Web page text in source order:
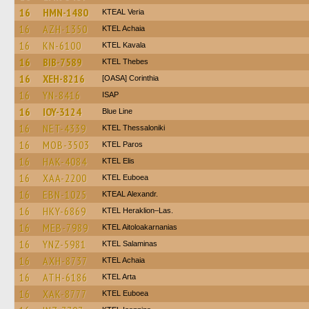
16 HMN-1480 KTEAL Veria
16 AZH-1350 KTEL Achaia
16 KN-6100 KTEL Kavala
16 BIB-7589 KTEL Thebes
16 XEH-8216 [OASA] Corinthia
16 YN-8416 ISAP
16 IOY-3124 Blue Line
16 NET-4339 KTEL Thessaloniki
16 MOB-3503 KTEL Paros
16 HAK-4084 KTEL Elis
16 XAA-2200 ΚΤΕL Euboea
16 EBN-1025 KTEAL Alexandr.
16 HKY-6869 KTEL Heraklion–Las.
16 MEB-7989 KTEL Aitoloakarnanias
16 YNZ-5981 KTEL Salaminas
16 AXH-8737 KTEL Achaia
16 ATH-6186 KTEL Arta
16 XAK-8777 ΚΤΕL Euboea